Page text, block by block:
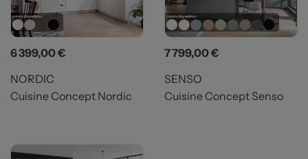
Prix
6 399,00 €
NORDIC
Cuisine Concept Nordic
Prix
7 799,00 €
SENSO
Cuisine Concept Senso